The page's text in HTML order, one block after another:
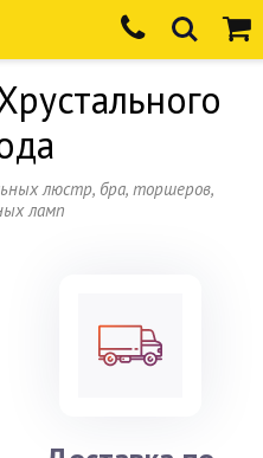
люстр, бра, торшеров,
ламп